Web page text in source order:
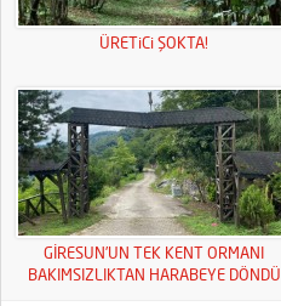
ÜRETiCi ŞOKTA!
GİRESUN’UN TEK KENT ORMANI
BAKIMSIZLIKTAN HARABEYE DÖNDÜ